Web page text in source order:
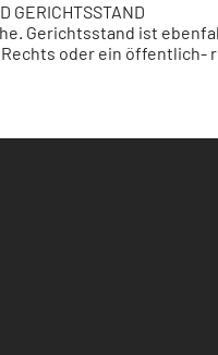
GERICHTSSTAND
Gerichtsstand ist
oder ein öffentlich-